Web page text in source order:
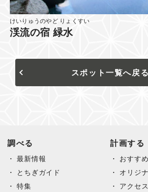
けいりゅうのやど りょくすい
渓流の宿 緑水
スポット一覧へ戻る
調べる
最新情報
とちぎガイド
特集
計画する
おすす
オリジ
アクセス